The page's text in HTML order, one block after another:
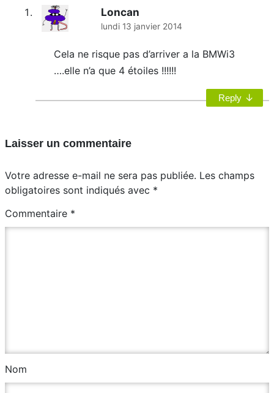
Loncan
lundi 13 janvier 2014
Cela ne risque pas d’arriver a la BMWi3
….elle n’a que 4 étoiles !!!!!!
Reply ↓
Laisser un commentaire
Votre adresse e-mail ne sera pas publiée. Les champs
obligatoires sont indiqués avec *
Commentaire *
Nom